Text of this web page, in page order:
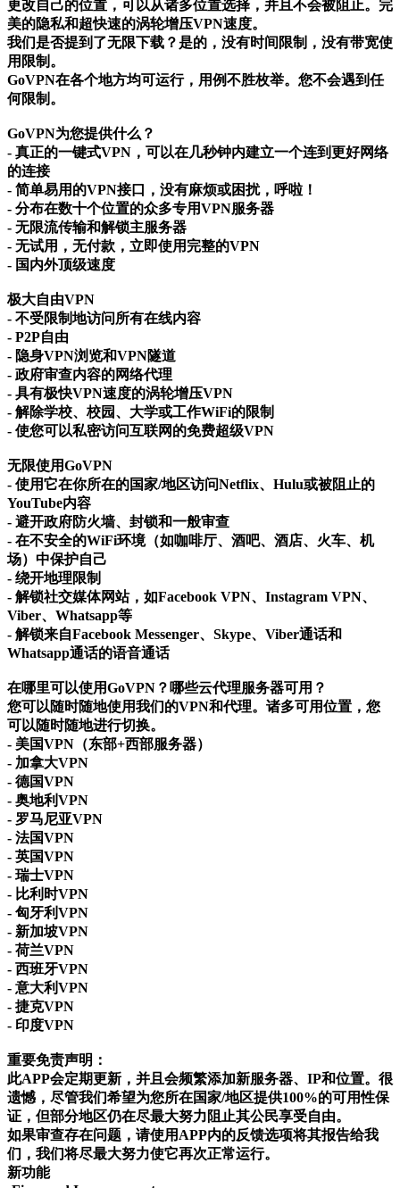
更改自己的位置，可以从诸多位置选择，并且不会被阻止。完
美的隐私和超快速的涡轮增压VPN速度。
我们是否提到了无限下载？是的，没有时间限制，没有带宽使
用限制。
GoVPN在各个地方均可运行，用例不胜枚举。您不会遇到任
何限制。
GoVPN为您提供什么？
- 真正的一键式VPN，可以在几秒钟内建立一个连到更好网络
的连接
- 简单易用的VPN接口，没有麻烦或困扰，呼啦！
- 分布在数十个位置的众多专用VPN服务器
- 无限流传输和解锁主服务器
- 无试用，无付款，立即使用完整的VPN
- 国内外顶级速度
极大自由VPN
- 不受限制地访问所有在线内容
- P2P自由
- 隐身VPN浏览和VPN隧道
- 政府审查内容的网络代理
- 具有极快VPN速度的涡轮增压VPN
- 解除学校、校园、大学或工作WiFi的限制
- 使您可以私密访问互联网的免费超级VPN
无限使用GoVPN
- 使用它在你所在的国家/地区访问Netflix、Hulu或被阻止的
YouTube内容
- 避开政府防火墙、封锁和一般审查
- 在不安全的WiFi环境（如咖啡厅、酒吧、酒店、火车、机
场）中保护自己
- 绕开地理限制
- 解锁社交媒体网站，如Facebook VPN、Instagram VPN、
Viber、Whatsapp等
- 解锁来自Facebook Messenger、Skype、Viber通话和
Whatsapp通话的语音通话
在哪里可以使用GoVPN？哪些云代理服务器可用？
您可以随时随地使用我们的VPN和代理。诸多可用位置，您
可以随时随地进行切换。
- 美国VPN（东部+西部服务器）
- 加拿大VPN
- 德国VPN
- 奥地利VPN
- 罗马尼亚VPN
- 法国VPN
- 英国VPN
- 瑞士VPN
- 比利时VPN
- 匈牙利VPN
- 新加坡VPN
- 荷兰VPN
- 西班牙VPN
- 意大利VPN
- 捷克VPN
- 印度VPN
重要免责声明：
此APP会定期更新，并且会频繁添加新服务器、IP和位置。很
遗憾，尽管我们希望为您所在国家/地区提供100%的可用性保
证，但部分地区仍在尽最大努力阻止其公民享受自由。
如果审查存在问题，请使用APP内的反馈选项将其报告给我
们，我们将尽最大努力使它再次正常运行。
新功能